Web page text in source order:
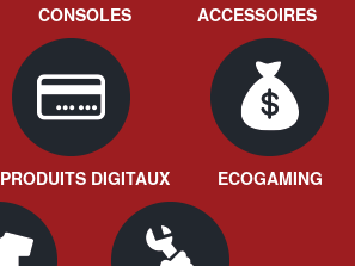
CONSOLES ACCESSOIRES
PRODUITS DIGITAUX ECOGAMING